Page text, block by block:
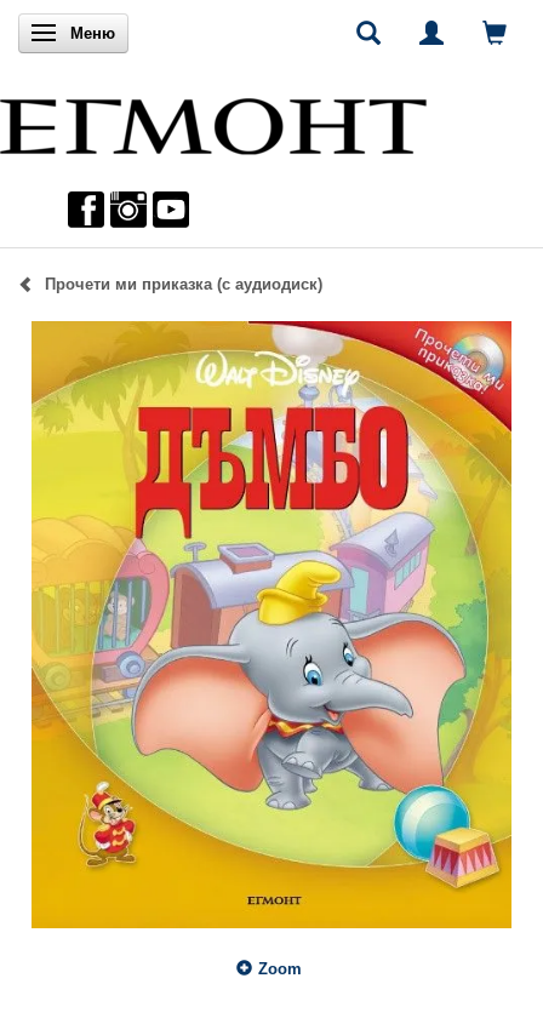
Включи навигацията
Меню
Прочети ми приказка (с аудиодиск)
Zoom